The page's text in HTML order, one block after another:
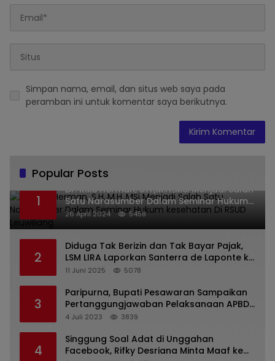
Simpan nama, email, dan situs web saya pada
peramban ini untuk komentar saya berikutnya.
Popular Posts
1
Dr. KMS Herman, S.H.,M.H.,MSi Menjadi Salah
Satu Narasumber Dalam Seminar Hukum
kesehatan Di RSUD Leuwiliang
26 April 2024 5458
2
Diduga Tak Berizin dan Tak Bayar Pajak,
LSM LIRA Laporkan Santerra de Laponte ke
Kejaksaan Kota Batu
11 Juni 2025 5078
3
Paripurna, Bupati Pesawaran Sampaikan
Pertanggungjawaban Pelaksanaan APBD
2022
4 Juli 2023 3839
4
Singgung Soal Adat di Unggahan
Facebook, Rifky Desriana Minta Maaf ke